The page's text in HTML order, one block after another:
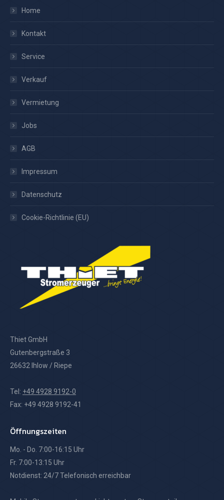
Home
Kontakt
Service
Verkauf
Vermietung
Jobs
AGB
Impressum
Datenschutz
Cookie-Richtlinie (EU)
Thiet GmbH
Gutenbergstraße 3
26632 Ihlow / Riepe
Tel: +49 4928 9192-0
Fax: +49 4928 9192-41
Öffnungszeiten
Mo. - Do. 7:00-16:15 Uhr
Fr. 7:00-13:15 Uhr
Notdienst: 24/7 Telefonisch erreichbar